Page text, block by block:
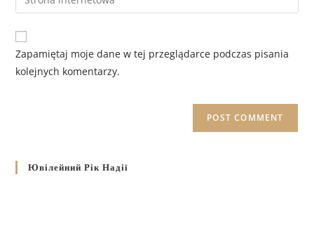
Zapamiętaj moje dane w tej przeglądarce podczas pisania
kolejnych komentarzy.
Ювілейний Рік Надії